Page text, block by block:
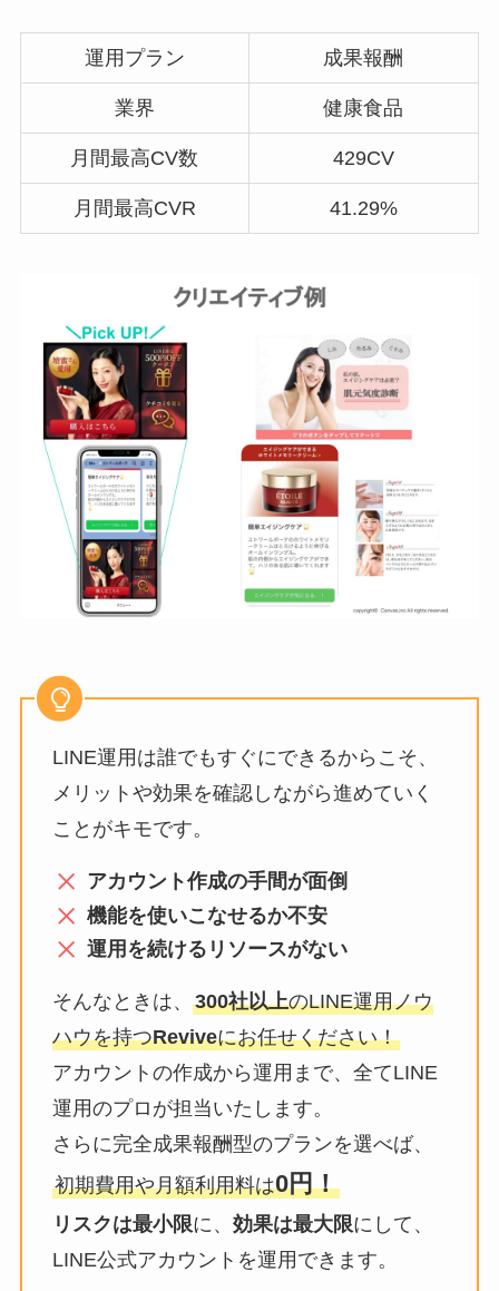
運用プラン 成果報酬
業界 健康食品
月間最高CV数 429CV
月間最高CVR 41.29%
LINE運用は誰でもすぐにできるからこそ、
メリットや効果を確認しながら進めていく
ことがキモです。
アカウント作成の手間が面倒
機能を使いこなせるか不安
運用を続けるリソースがない
そんなときは、 300社以上のLINE運用ノウ
ハウを持つReviveにお任せください！
アカウントの作成から運用まで、全てLINE
運用のプロが担当いたします。
さらに完全成果報酬型のプランを選べば、
初期費用や月額利用料は0円！
リスクは最小限に、 効果は最大限にして、
LINE公式アカウントを運用できます。